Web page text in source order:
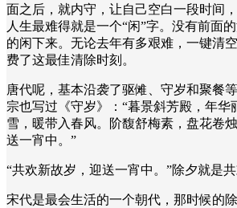
面之后，就内守，让自己空白一段时间
人生最难得就是一个“闲”字。没有前面
的闲下来。无论去年有多艰难，一键清
费了这最佳清除时刻。
唐代呢，基本沿袭了驱傩、守岁和聚餐
宗也写过《守岁》：“暮景斜芳殿，年华
雪，暖带入春风。阶馥舒梅素，盘花卷
送一宵中。”
“共欢新故岁，迎送一宵中。”除夕就是共
宋代是最会生活的一个朝代，那时候的